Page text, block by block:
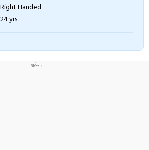
Right Handed
24 yrs.